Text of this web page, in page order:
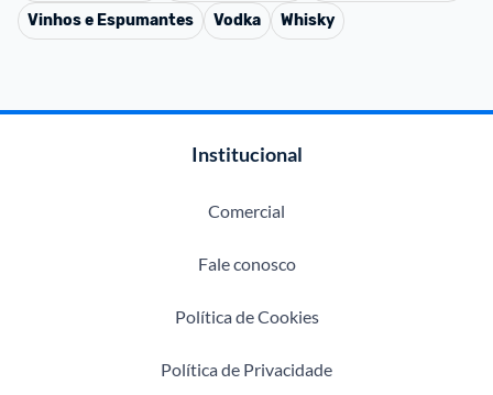
Vinhos e Espumantes
Vodka Whisky
Institucional
Comercial
Fale conosco
Política de Cookies
Política de Privacidade